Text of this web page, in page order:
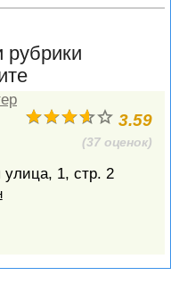
рубрики
3.59
(37 оценок)
1, стр. 2